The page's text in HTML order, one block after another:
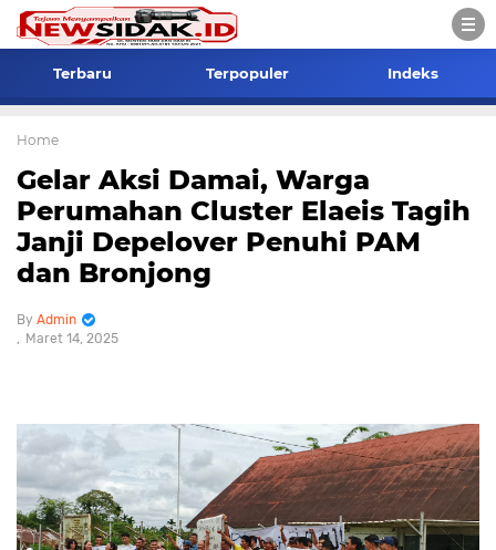
Terbaru Terpopuler Indeks
Home
Gelar Aksi Damai, Warga
Perumahan Cluster Elaeis Tagih
Janji Depelover Penuhi PAM
dan Bronjong
Admin
Maret 14, 2025